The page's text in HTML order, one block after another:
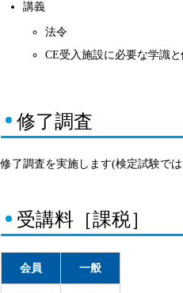
講義
法令
CE受入施設に必要な学識
修了調査
修了調査を実施します(検定試験では
受講料［課税］
会員 一般